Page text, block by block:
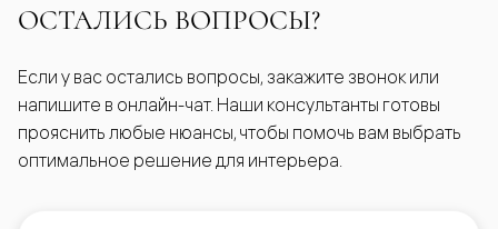
ОСТАЛИСЬ ВОПРОСЫ?
Если у вас остались вопросы, закажите звонок или
напишите в онлайн-чат. Наши консультанты готовы
прояснить любые нюансы, чтобы помочь вам выбрать
оптимальное решение для интерьера.